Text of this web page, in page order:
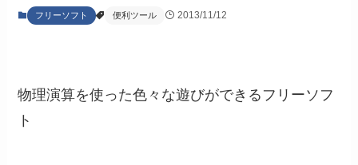
フリーソフト 便利ツール 2013/11/12
物理演算を使った色々な遊びができるフリーソフ
ト